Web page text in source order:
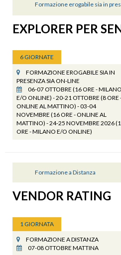
Formazione erogabile sia in
EXPLORER PER
6 GIORNATE
FORMAZIONE EROGABILE SIA IN
PRESENZA SIA ON-LINE
06-07 OTTOBRE (16 ORE - MILANO
E/O ONLINE) - 20-21 OTTOBRE (8 ORE
ONLINE AL MATTINO) - 03-04
NOVEMBRE (16 ORE - ONLINE AL
MATTINO) - 24-25 NOVEMBRE 2026
ORE - MILANO E/O ONLINE)
Formazione a Distanza
VENDOR RATING
1 GIORNATA
FORMAZIONE A DISTANZA
07-08 OTTOBRE MATTINA